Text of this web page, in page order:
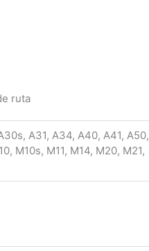
ruta
A31, A34, A40, A41, A50,
M10s, M11, M14, M20, M21,